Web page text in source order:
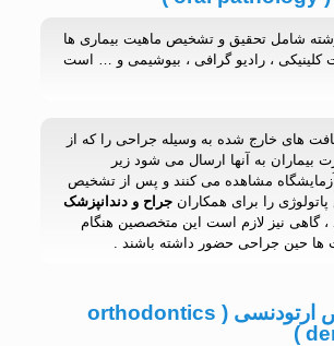
شامل تحقیق و تشخیص ماهیت بیماری ها
کلینیکی ، رادیو گرافی ، بیوشیمی و … است
های خارج شده به وسیله جراحی را که از
بیماران به آنها ارسال می شود زیر
مشاهده می کنند و پس از تشخیص
را برای همکاران جراح و دندانپزشک
گاهی نیز لازم است این متخصصین هنگام
ها حین جراحی حضور داشته باشند .
متخصص ارتودنسی ( orthodontics